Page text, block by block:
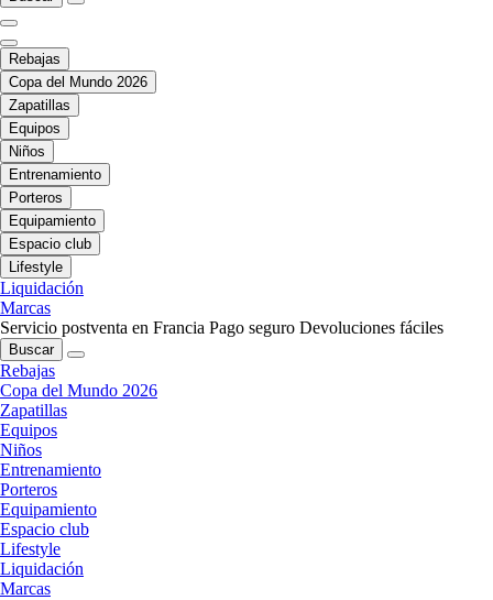
Rebajas
Copa del Mundo 2026
Zapatillas
Equipos
Niños
Entrenamiento
Porteros
Equipamiento
Espacio club
Lifestyle
Liquidación
Marcas
Servicio postventa en Francia Pago seguro Devoluciones fáciles
Buscar
Rebajas
Copa del Mundo 2026
Zapatillas
Equipos
Niños
Entrenamiento
Porteros
Equipamiento
Espacio club
Lifestyle
Liquidación
Marcas